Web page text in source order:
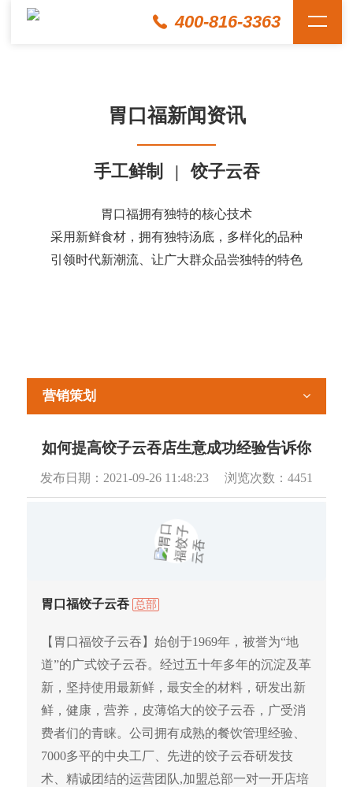
400-816-3363
胃口福新闻资讯
手工鲜制 | 饺子云吞
胃口福拥有独特的核心技术
采用新鲜食材，拥有独特汤底，多样化的品种
引领时代新潮流、让广大群众品尝独特的特色
营销策划
如何提高饺子云吞店生意成功经验告诉你
发布日期： 2021-09-26 11:48:23 浏览次数： 4451
胃口福饺子云吞 总部
【胃口福饺子云吞】始创于1969年，被誉为“地
道”的广式饺子云吞。经过五十年多年的沉淀及革
新，坚持使用最新鲜，最安全的材料，研发出新
鲜，健康，营养，皮薄馅大的饺子云吞，广受消
费者们的青睐。公司拥有成熟的餐饮管理经验、
7000多平的中央工厂、先进的饺子云吞研发技
术、精诚团结的运营团队,加盟总部一对一开店培